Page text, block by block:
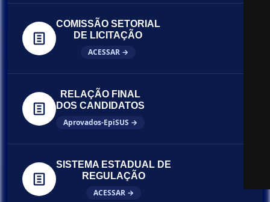
COMISSÃO SETORIAL
DE LICITAÇÃO
ACESSAR →
RELAÇÃO FINAL
DOS CANDIDATOS
Aprovados-EpiSUS →
SISTEMA ESTADUAL DE
REGULAÇÃO
ACESSAR →